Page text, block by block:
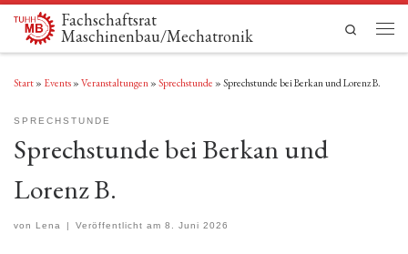
Zum Inhalt springen
Fachschaftsrat
Maschinenbau/Mechatronik
Search
Start» Events» Veranstaltungen » Sprechstunde » Sprechstunde bei Berkan und Lorenz B.
SPRECHSTUNDE
Sprechstunde bei Berkan und
Lorenz B.
von Lena Veröffentlicht am8. Juni 2026